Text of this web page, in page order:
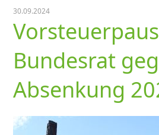
30.09.2024
Bundesrat
Absenkung